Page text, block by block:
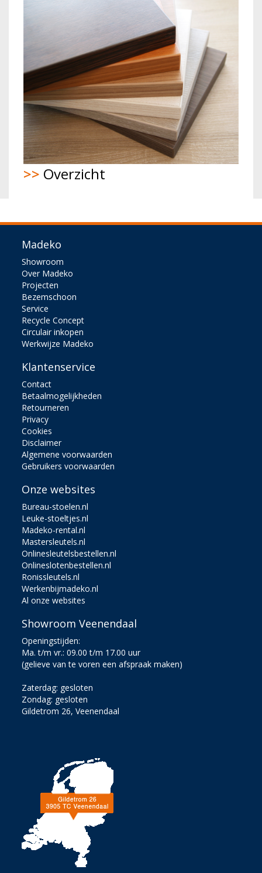
>> Overzicht
Madeko
Showroom
Over Madeko
Projecten
Bezemschoon
Service
Recycle Concept
Circulair inkopen
Werkwijze Madeko
Klantenservice
Contact
Betaalmogelijkheden
Retourneren
Privacy
Cookies
Disclaimer
Algemene voorwaarden
Gebruikers voorwaarden
Onze websites
Bureau-stoelen.nl
Leuke-stoeltjes.nl
Madeko-rental.nl
Mastersleutels.nl
Onlinesleutelsbestellen.nl
Onlineslotenbestellen.nl
Ronissleutels.nl
Werkenbijmadeko.nl
Al onze websites
Showroom Veenendaal
Openingstijden:
Ma. t/m vr.: 09.00 t/m 17.00 uur
(gelieve van te voren een afspraak maken)
Zaterdag: gesloten
Zondag: gesloten
Gildetrom 26, Veenendaal